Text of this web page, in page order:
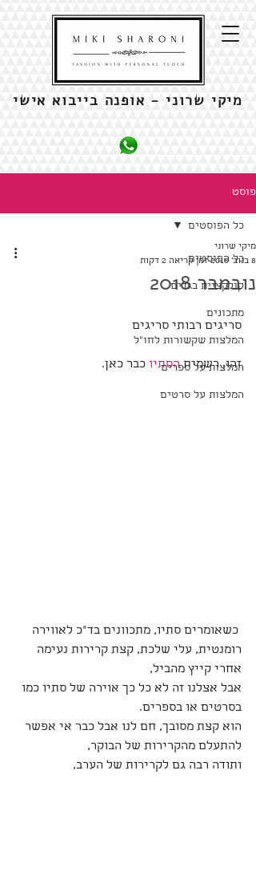
מיקי שרוני - אופנה בייבוא אישי
פוסט
כל הפוסטים
קולקציית בגדים
מתכונים
המלצות שקשורות לחו"ל
המלצות על ספרים
המלצות על סרטים
כל הפוסטים
נובמבר 2018
מיקי שרוני
8 בנוב׳ 2018
זמן קריאה 2 דקות
סריגים רבותי סריגים
זהו, רשמית הסתיו כבר כאן.
כשאומרים סתיו, מתכוונים בד״כ לאווירה
רומנטית, עלי שלכת, קצת קרירות נעימה
אחרי קייץ מהביל,
אבל אצלנו זה לא כל כך אוירה של סתיו כמו
בסרטים או בספרים.
הוא קצת מסובך, חם לנו אבל כבר אי אפשר
להתעלם מהקרירות של הבוקר,
ותודה רבה גם לקרירות של הערב,